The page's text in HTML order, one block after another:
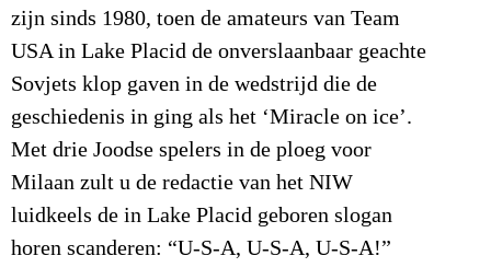
zijn sinds 1980, toen de amateurs van Team
USA in Lake Placid de onverslaanbaar geachte
Sovjets klop gaven in de wedstrijd die de
geschiedenis in ging als het ‘Miracle on ice’.
Met drie Joodse spelers in de ploeg voor
Milaan zult u de redactie van het NIW
luidkeels de in Lake Placid geboren slogan
horen scanderen: “U-S-A, U-S-A, U-S-A!”